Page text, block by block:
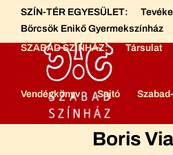
SZÍN-TÉR EGYESÜLET:
Börcsök Enikő Gyermekszínház
SZABAD SZÍNHÁZ:
Társulat
Vendégkönyv Sajtó
Boris